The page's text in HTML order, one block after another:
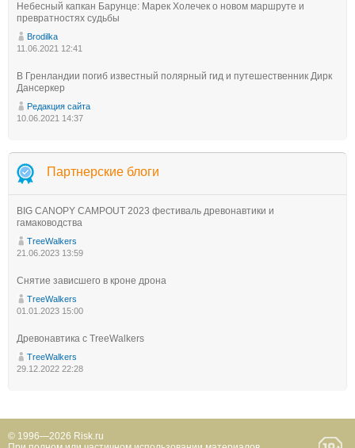
Небесный капкан Барунце: Марек Холечек о новом маршруте и
превратностях судьбы
Brodilka
11.06.2021 12:41
В Гренландии погиб известный полярный гид и путешественник Дирк
Дансеркер
Редакция сайта
10.06.2021 14:37
Партнерские блоги
BIG CANOPY CAMPOUT 2023 фестиваль древонавтики и
гамаководства
TreeWalkers
21.06.2023 13:59
Снятие зависшего в кроне дрона
TreeWalkers
01.01.2023 15:00
Древонавтика с TreeWalkers
TreeWalkers
29.12.2022 22:28
© 1996—2026 Risk.ru